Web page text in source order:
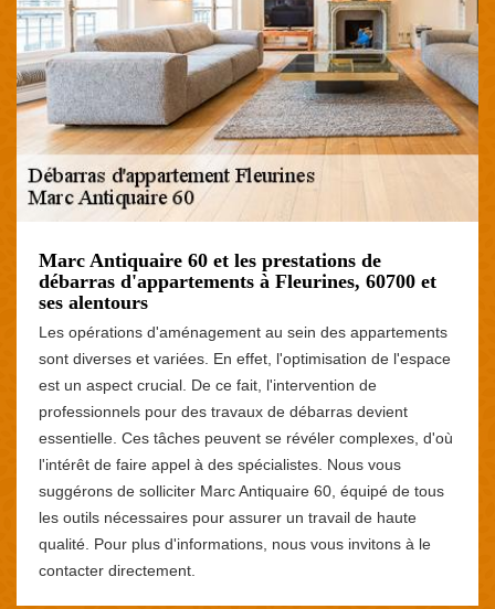
Marc Antiquaire 60 et les prestations de
débarras d'appartements à Fleurines, 60700 et
ses alentours
Les opérations d'aménagement au sein des appartements
sont diverses et variées. En effet, l'optimisation de l'espace
est un aspect crucial. De ce fait, l'intervention de
professionnels pour des travaux de débarras devient
essentielle. Ces tâches peuvent se révéler complexes, d'où
l'intérêt de faire appel à des spécialistes. Nous vous
suggérons de solliciter Marc Antiquaire 60, équipé de tous
les outils nécessaires pour assurer un travail de haute
qualité. Pour plus d'informations, nous vous invitons à le
contacter directement.